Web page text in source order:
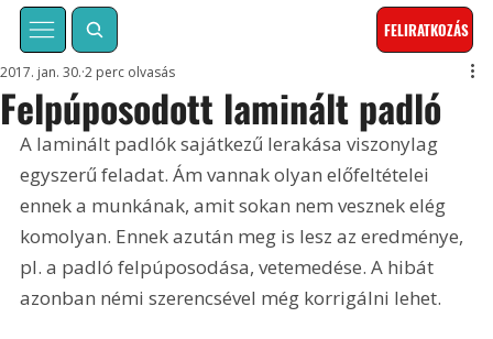
FELIRATKOZÁS
Felpúposodott laminált padló
2017. jan. 30. 2 perc olvasás
A laminált padlók sajátkezű lerakása viszonylag
egyszerű feladat. Ám vannak olyan előfeltételei
ennek a munkának, amit sokan nem vesznek elég
komolyan. Ennek azután meg is lesz az eredménye,
pl. a padló felpúposodása, vetemedése. A hibát
azonban némi szerencsével még korrigálni lehet.